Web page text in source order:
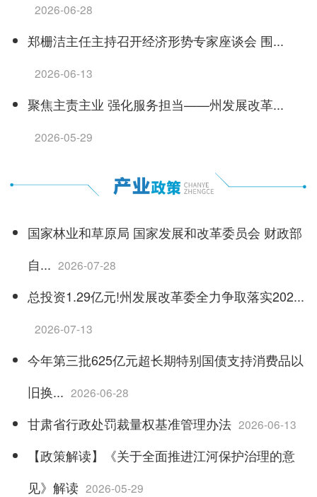
2026-06-28
郑栅洁主任主持召开经济形势专家座谈会 围...
2026-06-13
聚焦主责主业 强化服务担当——州发展改革...
2026-05-29
国家林业和草原局 国家发展和改革委员会 财政部
自... 2026-07-28
总投资1.29亿元!州发展改革委全力争取落实202...
2026-07-13
今年第三批625亿元超长期特别国债支持消费品以
旧换... 2026-06-28
甘肃省行政处罚裁量权基准管理办法 2026-06-13
【政策解读】《关于全面推进江河保护治理的意
见》解读 2026-05-29